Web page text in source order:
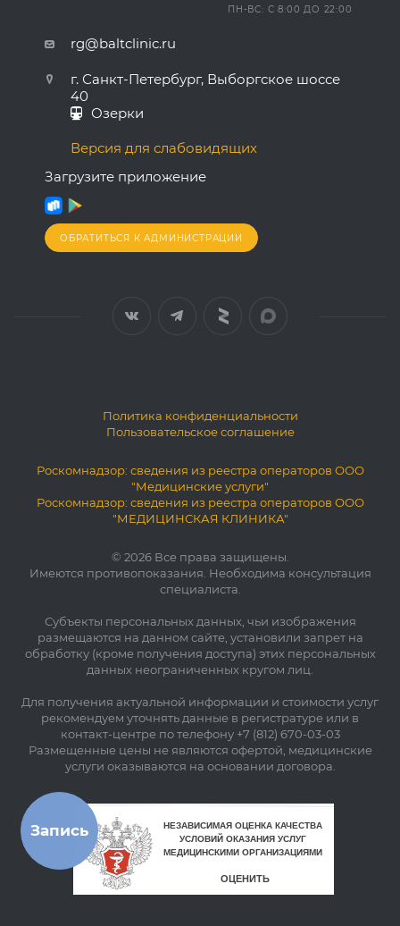
ПН-ВС: С 8:00 ДО 22:00
rg@baltclinic.ru
г. Санкт-Петербург, Выборгское шоссе
40
Озерки
Версия для слабовидящих
Загрузите приложение
ОБРАТИТЬСЯ К АДМИНИСТРАЦИИ
Политика конфиденциальности
Пользовательское соглашение
Роскомнадзор: сведения из реестра операторов ООО
"Медицинские услуги"
Роскомнадзор: сведения из реестра операторов ООО
"МЕДИЦИНСКАЯ КЛИНИКА"
© 2026 Все права защищены.
Имеются противопоказания. Необходима консультация
специалиста.
Субъекты персональных данных, чьи изображения
размещаются на данном сайте, установили запрет на
обработку (кроме получения доступа) этих персональных
данных неограниченных кругом лиц.
Для получения актуальной информации и стоимости услуг
рекомендуем уточнять данные в регистратуре или в
контакт-центре по телефону +7 (812) 670-03-03
Размещенные цены не являются офертой, медицинские
услуги оказываются на основании договора.
Запись